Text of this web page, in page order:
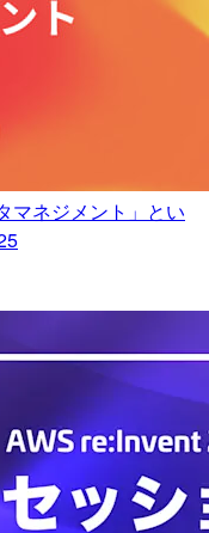
マネジメント」とい